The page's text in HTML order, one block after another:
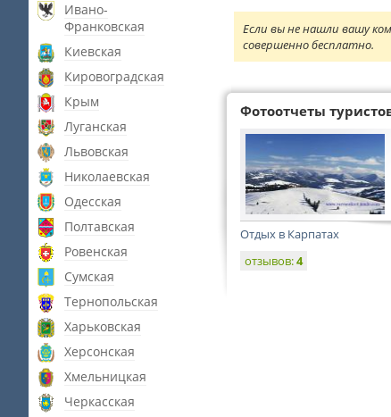
Ивано-
Франковская
Киевская
Кировоградская
Крым
Луганская
Львовская
Николаевская
Одесская
Полтавская
Ровенская
Сумская
Тернопольская
Харьковская
Херсонская
Хмельницкая
Черкасская
Если вы не нашли вашу
совершенно бесплатно.
Фотоотчеты
Отдых в Карпатах
отзывов:4